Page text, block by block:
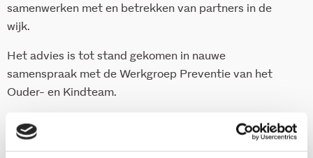
samenwerken met en betrekken van partners in de
wijk.
Het advies is tot stand gekomen in nauwe
samenspraak met de Werkgroep Preventie van het
Ouder- en Kindteam.